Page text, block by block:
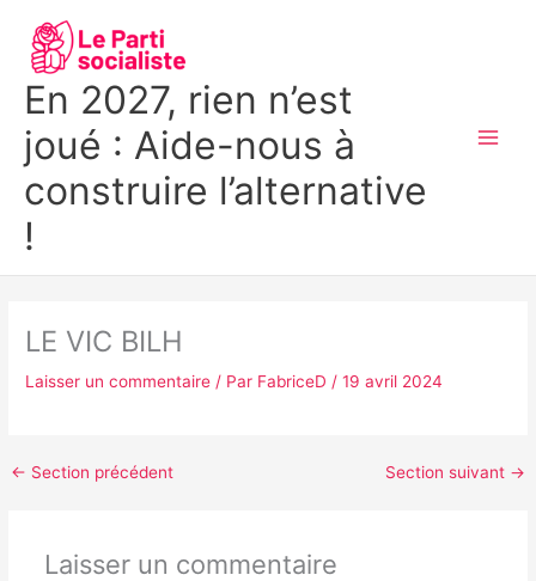
contenu
En 2027, rien n’est
joué : Aide-nous à
construire l’alternative
!
LE VIC BILH
Laisser un commentaire / Par FabriceD/19 avril 2024
← Section précédent Section suivant →
Laisser un commentaire